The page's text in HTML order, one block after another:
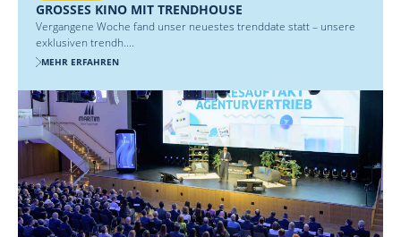
GROSSES KINO MIT TRENDHOUSE
Vergangene Woche fand unser neuestes trenddate statt – unsere
exklusiven trendh....
MEHR ERFAHREN